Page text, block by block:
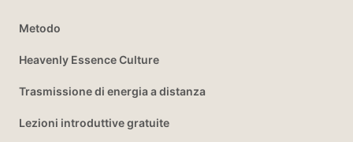
Metodo
Heavenly Essence Culture
Trasmissione di energia a distanza
Lezioni introduttive gratuite